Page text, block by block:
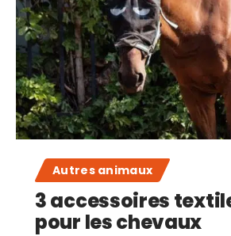
Autres animaux
3 accessoires
pour les chevaux